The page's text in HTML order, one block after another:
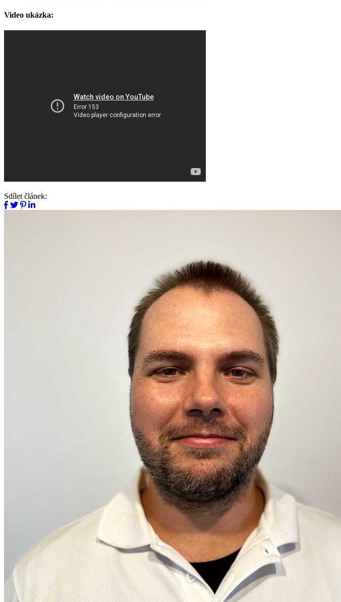
Video ukázka:
Sdílet článek: